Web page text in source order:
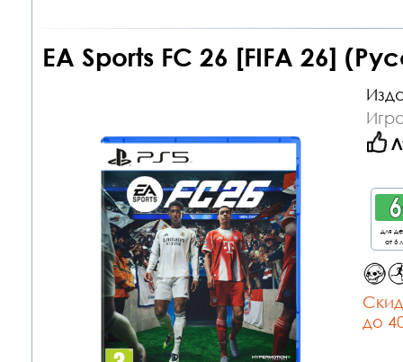
EA Sports FC 26 [FIFA 26]
для
от 6
до